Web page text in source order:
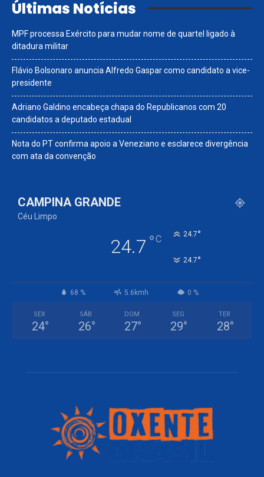
Últimas Notícias
MPF processa Exército para mudar nome de quartel ligado à
ditadura militar
Flávio Bolsonaro anuncia Alfredo Gaspar como candidato a vice-
presidente
Adriano Galdino encabeça chapa do Republicanos com 20
candidatos a deputado estadual
Nota do PT confirma apoio a Veneziano e esclarece divergência
com ata da convenção
CAMPINA GRANDE
Céu Limpo
24.7 °C 24.7°
24.7°
68 % 5.6kmh 0 %
SEX
24°
SÁB
26°
DOM
27°
SEG
29°
TER
28°